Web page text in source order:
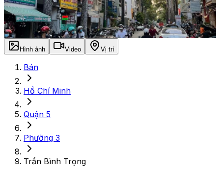
Hình ảnh Video Vị trí
Bán
Hồ Chí Minh
Quận 5
Phường 3
Trần Bình Trọng